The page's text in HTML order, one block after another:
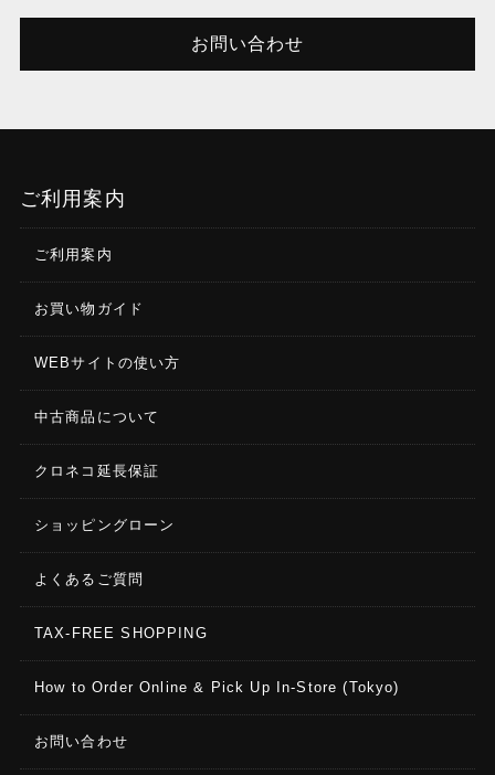
お問い合わせ
ご利用案内
ご利用案内
お買い物ガイド
WEBサイトの使い方
中古商品について
クロネコ延長保証
ショッピングローン
よくあるご質問
TAX-FREE SHOPPING
How to Order Online & Pick Up In-Store (Tokyo)
お問い合わせ